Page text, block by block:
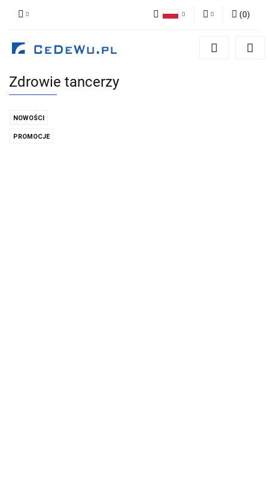
Zaloguj się
(0)
Zdrowie tancerzy
NOWOŚCI
PROMOCJE